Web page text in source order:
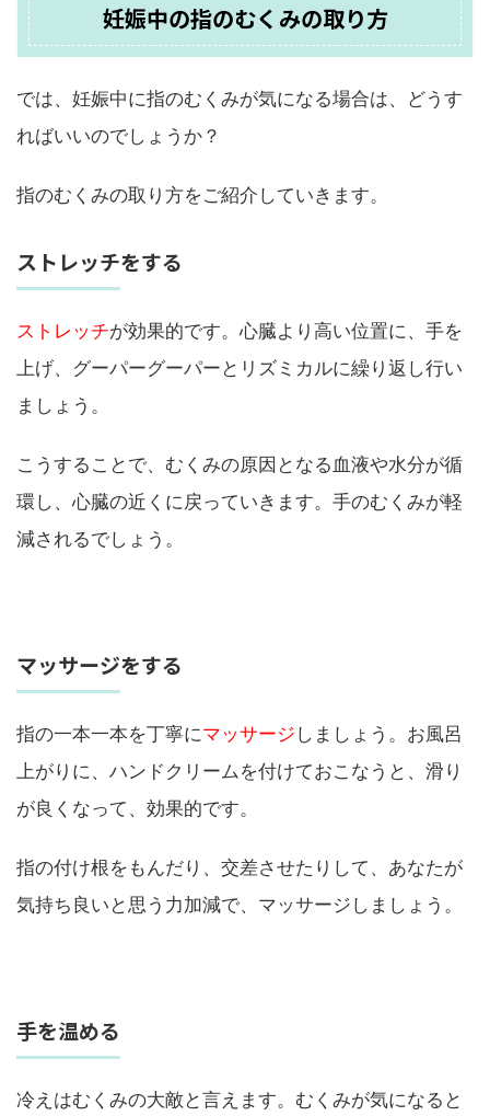
妊娠中の指のむくみの取り方
では、妊娠中に指のむくみが気になる場合は、どうす
ればいいのでしょうか？
指のむくみの取り方をご紹介していきます。
ストレッチをする
ストレッチが効果的です。心臓より高い位置に、手を
上げ、グーパーグーパーとリズミカルに繰り返し行い
ましょう。
こうすることで、むくみの原因となる血液や水分が循
環し、心臓の近くに戻っていきます。手のむくみが軽
減されるでしょう。
マッサージをする
指の一本一本を丁寧にマッサージ しましょう。お風呂
上がりに、ハンドクリームを付けておこなうと、滑り
が良くなって、効果的です。
指の付け根をもんだり、交差させたりして、あなたが
気持ち良いと思う力加減で、マッサージしましょう。
手を温める
冷えはむくみの大敵と言えます。むくみが気になると